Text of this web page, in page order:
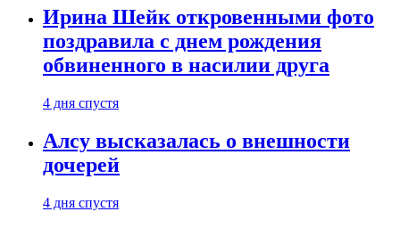
Ирина Шейк откровенными фото
поздравила с днем рождения
обвиненного в насилии друга
4 дня спустя
Алсу высказалась о внешности
дочерей
4 дня спустя